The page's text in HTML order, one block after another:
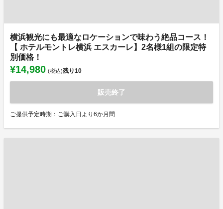
横浜観光にも最適なロケーションで味わう絶品コース！
【 ホテルモントレ横浜 エスカーレ】2名様1組の限定特
別価格！
¥14,980 (税込)残り10
販売終了
ご提供予定時期：ご購入日より6か月間